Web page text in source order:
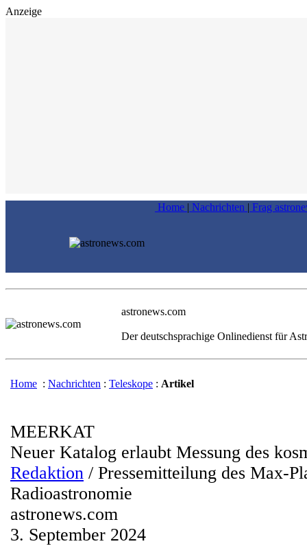
Anzeige
Home | Nachrichten | Frag
astronews.com
Der deutschsprachige Onlinedienst für
Home : Nachrichten : Teleskope : Artikel
MEERKAT
Neuer Katalog erlaubt Messung des
Redaktion / Pressemitteilung des Max-
Radioastronomie
astronews.com
3. September 2024